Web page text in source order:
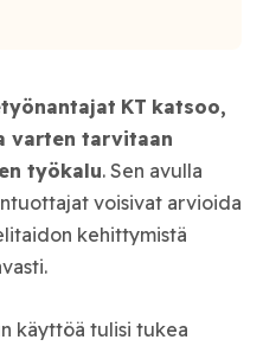
KT katsoo,
varten tarvitaan
työkalu. Sen avulla
voisivat arvioida
kehittymistä
käyttöä tulisi tukea